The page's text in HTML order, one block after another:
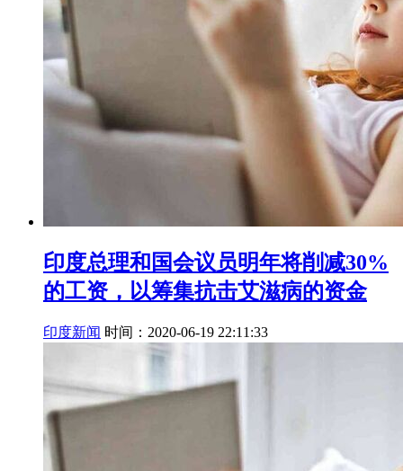
印度总理和国会议员明年将削减30%
的工资，以筹集抗击艾滋病的资金
印度新闻 时间：2020-06-19 22:11:33